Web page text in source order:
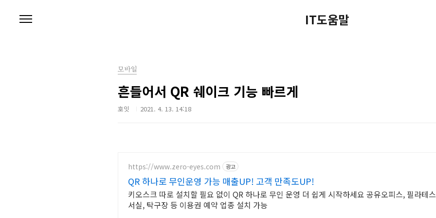
IT도움말
모바일
흔들어서 QR 쉐이크 기능 빠르게
호잇 2021. 4. 13. 14:18
https://www.zero-eyes.com 광고
QR 하나로 무인운영 가능 매출UP! 고객 만족도UP!
키오스크 따로 설치할 필요 없이 QR 하나로 무인 운영 더 쉽게 시작하세요 공유오피스, 필라테
서실, 탁구장 등 이용권 예약 업종 설치 가능